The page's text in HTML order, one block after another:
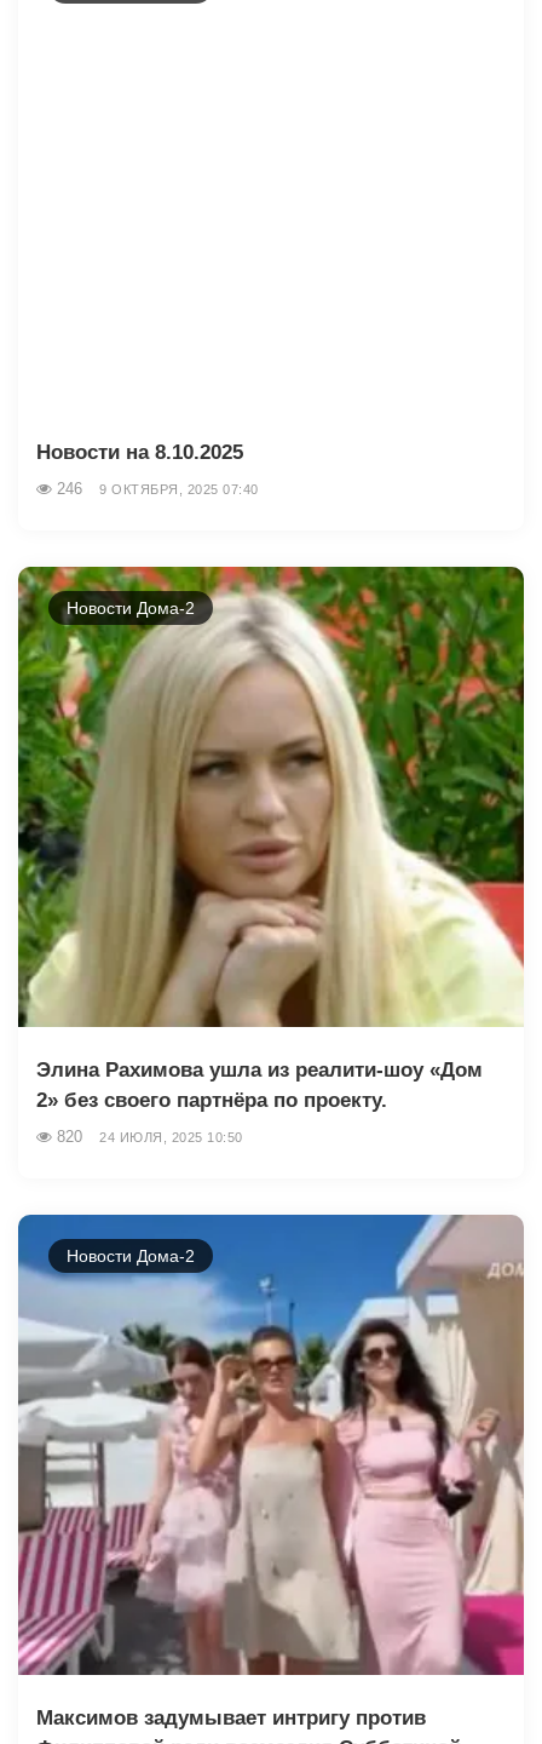
Новости на 8.10.2025
246 9 ОКТЯБРЯ, 2025 07:40
Новости Дома-2
Элина Рахимова ушла из реалити-шоу «Дом
2» без своего партнёра по проекту.
820 24 ИЮЛЯ, 2025 10:50
Новости Дома-2
Максимов задумывает интригу против